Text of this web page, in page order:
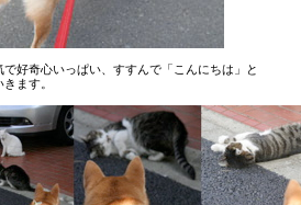
で好奇心いっぱい、すすんで「こんにちは」と
ます。